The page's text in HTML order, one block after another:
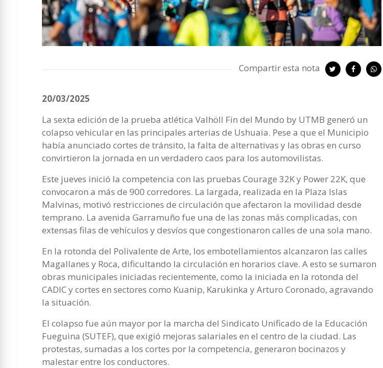
Compartir esta nota
20/03/2025
La sexta edición de la prueba atlética Valhöll Fin del Mundo by UTMB generó un
colapso vehicular en las principales arterias de Ushuaia. Pese a que el Municipio
había anunciado cortes de tránsito, la falta de alternativas y las obras en curso
convirtieron la jornada en un verdadero caos para los automovilistas.
Este jueves inició la competencia con las pruebas Courage 32K y Power 22K, que
convocaron a más de 900 corredores. La largada, realizada en la Plaza Islas
Malvinas, motivó restricciones de circulación que afectaron la movilidad desde
temprano. La avenida Garramuño fue una de las zonas más complicadas, con
extensas filas de vehículos y desvíos que congestionaron calles de una sola mano.
En la rotonda del Polivalente de Arte, los embotellamientos alcanzaron las calles
Magallanes y Roca, dificultando la circulación en horarios clave. A esto se sumaron
obras municipales iniciadas recientemente, como la iniciada en la rotonda del
CADIC y cortes en sectores como Kuanip, Karukinka y Arturo Coronado, agravando
la situación.
El colapso fue aún mayor por la marcha del Sindicato Unificado de la Educación
Fueguina (SUTEF), que exigió mejoras salariales en el centro de la ciudad. Las
protestas, sumadas a los cortes por la competencia, generaron bocinazos y
malestar entre los conductores.